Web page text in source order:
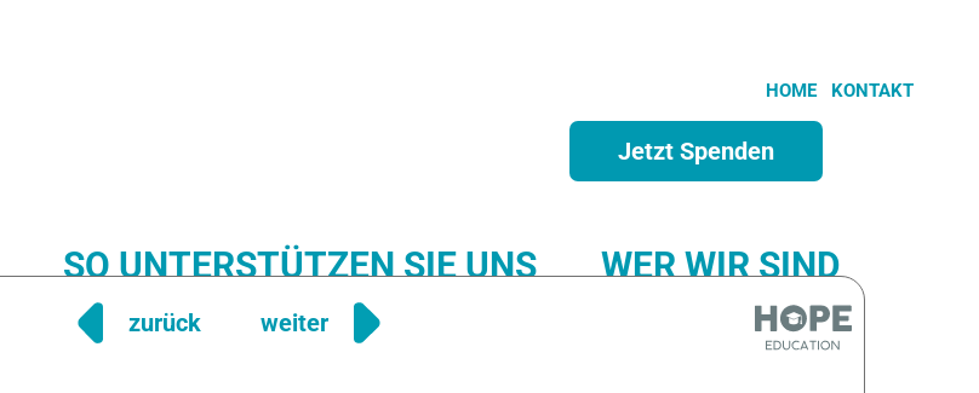
Jetzt Spenden
SO UNTERSTÜTZEN SIE UNS WER WIR SIND
HOME KONTAKT
zurück weiter